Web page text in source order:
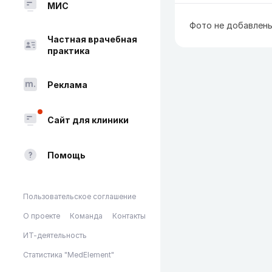
МИС
Частная врачебная
практика
Реклама
Сайт для клиники
Помощь
Пользовательское соглашение
О проекте Команда Контакты
ИТ-деятельность
Статистика "MedElement"
Фото не